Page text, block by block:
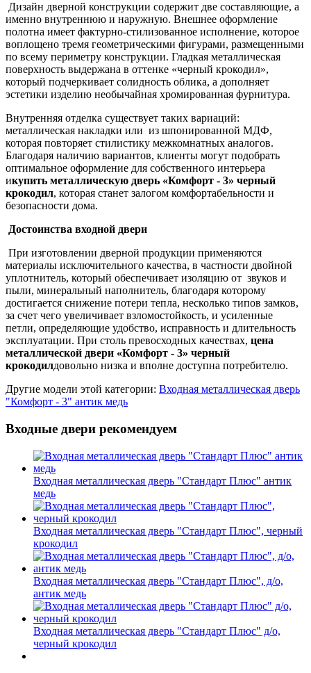
Дизайн дверной конструкции содержит две составляющие, а
именно внутреннюю и наружную. Внешнее оформление
полотна имеет фактурно-стилизованное исполнение, которое
воплощено тремя геометрическими фигурами, размещенными
по всему периметру конструкции. Гладкая металлическая
поверхность выдержана в оттенке «черный крокодил»,
который подчеркивает солидность облика, а дополняет
эстетики изделию необычайная хромированная фурнитура.
Внутренняя отделка существует таких вариаций:
металлическая накладки или из шпонированной МДФ,
которая повторяет стилистику межкомнатных аналогов.
Благодаря наличию вариантов, клиенты могут подобрать
оптимальное оформление для собственного интерьера
икупить металлическую дверь «Комфорт - 3» черный
крокодил, которая станет залогом комфортабельности и
безопасности дома.
Достоинства входной двери
При изготовлении дверной продукции применяются
материалы исключительного качества, в частности двойной
уплотнитель, который обеспечивает изоляцию от звуков и
пыли, минеральный наполнитель, благодаря которому
достигается снижение потери тепла, несколько типов замков,
за счет чего увеличивает взломостойкость, и усиленные
петли, определяющие удобство, исправность и длительность
эксплуатации. При столь превосходных качествах, цена
металлической двери «Комфорт - 3» черный
крокодилдовольно низка и вполне доступна потребителю.
Другие модели этой категории: Входная металлическая дверь
"Комфорт - 3" антик медь
Входные двери рекомендуем
Входная металлическая дверь "Стандарт Плюс" антик
медь
Входная металлическая дверь "Стандарт Плюс", черный
крокодил
Входная металлическая дверь "Стандарт Плюс", д/о,
антик медь
Входная металлическая дверь "Стандарт Плюс" д/о,
черный крокодил